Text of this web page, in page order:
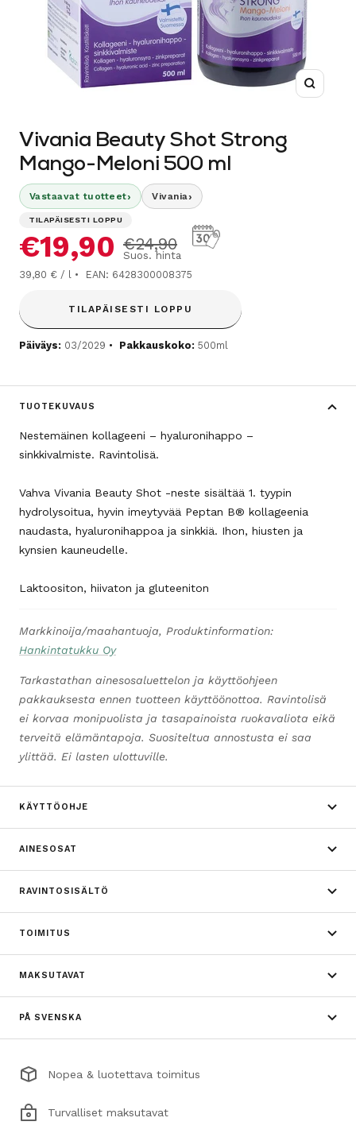
Vivania Beauty Shot Strong
Mango-Meloni 500 ml
Vastaavat tuotteet› Vivania›
TILAPÄISESTI LOPPU
Alennushinta
€19,90 Normaalihinta
€24,90
Suos. hinta
39,80 € / l EAN: 6428300008375
TILAPÄISESTI LOPPU
Päiväys: 03/2029 Pakkauskoko: 500ml
TUOTEKUVAUS
Nestemäinen kollageeni – hyaluronihappo –
sinkkivalmiste. Ravintolisä.
Vahva Vivania Beauty Shot -neste sisältää 1. tyypin
hydrolysoitua, hyvin imeytyvää Peptan B® kollageenia
naudasta, hyaluronihappoa ja sinkkiä. Ihon, hiusten ja
kynsien kauneudelle.
Laktoositon, hiivaton ja gluteeniton
Markkinoija/maahantuoja, Produktinformation:
Hankintatukku Oy
Tarkastathan ainesosaluettelon ja käyttöohjeen
pakkauksesta ennen tuotteen käyttöönottoa. Ravintolisä
ei korvaa monipuolista ja tasapainoista ruokavaliota eikä
terveitä elämäntapoja. Suositeltua annostusta ei saa
ylittää. Ei lasten ulottuville.
KÄYTTÖOHJE
AINESOSAT
RAVINTOSISÄLTÖ
TOIMITUS
MAKSUTAVAT
PÅ SVENSKA
Nopea & luotettava toimitus
Turvalliset maksutavat